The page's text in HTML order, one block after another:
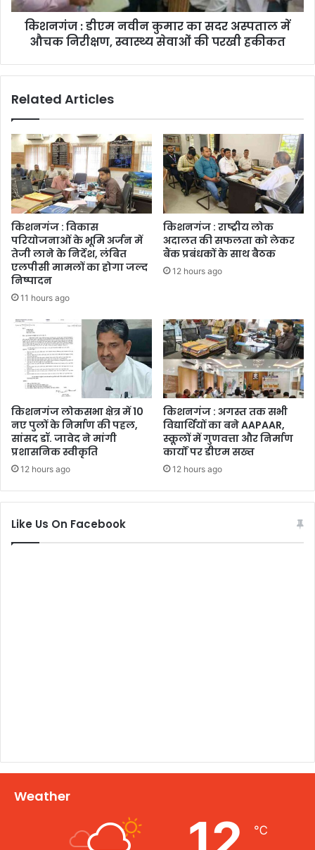
किशनगंज : डीएम नवीन कुमार का सदर अस्पताल में
औचक निरीक्षण, स्वास्थ्य सेवाओं की परखी हकीकत
Related Articles
किशनगंज : विकास
परियोजनाओं के भूमि अर्जन में
तेजी लाने के निर्देश, लंबित
एलपीसी मामलों का होगा जल्द
निष्पादन
11 hours ago
किशनगंज : राष्ट्रीय लोक
अदालत की सफलता को लेकर
बैंक प्रबंधकों के साथ बैठक
12 hours ago
किशनगंज लोकसभा क्षेत्र में 10
नए पुलों के निर्माण की पहल,
सांसद डॉ. जावेद ने मांगी
प्रशासनिक स्वीकृति
12 hours ago
किशनगंज : अगस्त तक सभी
विद्यार्थियों का बने AAPAAR,
स्कूलों में गुणवत्ता और निर्माण
कार्यों पर डीएम सख्त
12 hours ago
Like Us On Facebook
Weather
℃